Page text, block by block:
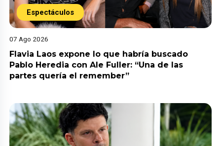
Espectáculos
07 Ago 2026
Flavia Laos expone lo que habría buscado
Pablo Heredia con Ale Fuller: “Una de las
partes quería el remember”